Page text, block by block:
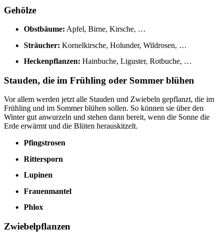
Gehölze
Obstbäume: Apfel, Birne, Kirsche, …
Sträucher: Kornelkirsche, Holunder, Wildrosen, …
Heckenpflanzen: Hainbuche, Liguster, Rotbuche, …
Stauden, die im Frühling oder Sommer blühen
Vor allem werden jetzt alle Stauden und Zwiebeln gepflanzt, die im
Frühling und im Sommer blühen sollen. So können sie über den
Winter gut anwurzeln und stehen dann bereit, wenn die Sonne die
Erde erwärmt und die Blüten herauskitzelt.
Pfingstrosen
Rittersporn
Lupinen
Frauenmantel
Phlox
Zwiebelpflanzen